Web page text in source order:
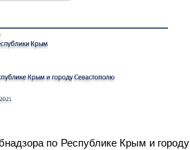
по Республике Крым и городу